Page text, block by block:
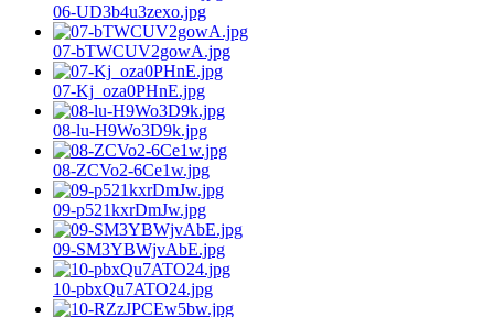
06-UD3b4u3zexo.jpg
07-bTWCUV2gowA.jpg
07-Kj_oza0PHnE.jpg
08-lu-H9Wo3D9k.jpg
08-ZCVo2-6Ce1w.jpg
09-p521kxrDmJw.jpg
09-SM3YBWjvAbE.jpg
10-pbxQu7ATO24.jpg